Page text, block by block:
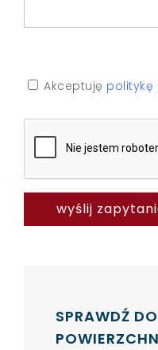
Akceptuję politykę
SPRAWDŹ